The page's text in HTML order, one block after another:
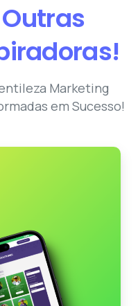
Outras
Marketing
em Sucesso!